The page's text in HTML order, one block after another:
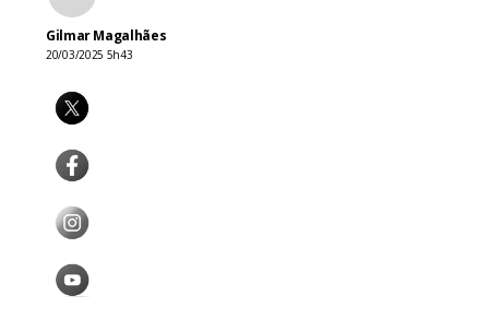
Gilmar Magalhães
20/03/2025 5h43